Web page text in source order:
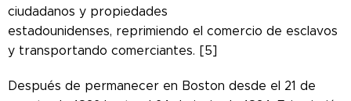
ciudadanos y propiedades
estadounidenses, reprimiendo el comercio de esclavos
y transportando comerciantes. [5]
Después de permanecer en Boston desde el 21 de